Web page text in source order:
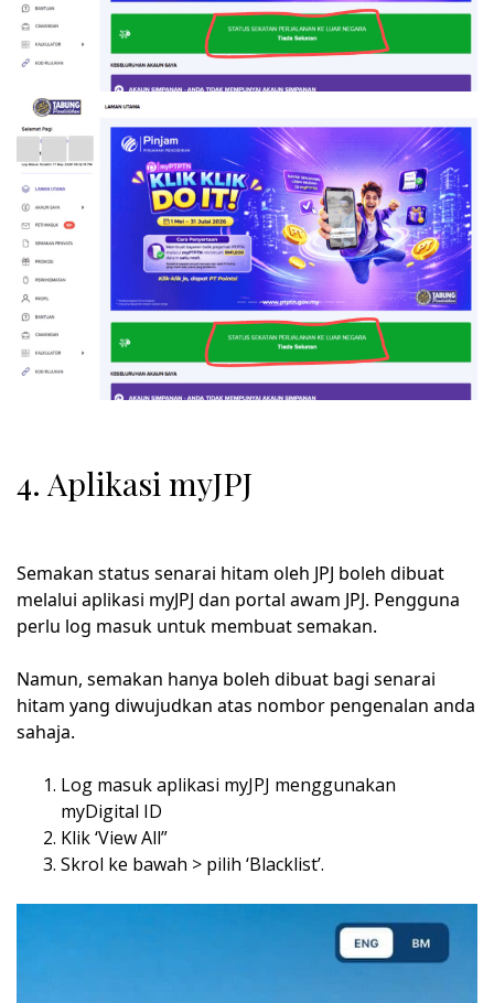
4. Aplikasi myJPJ
Semakan status senarai hitam oleh JPJ boleh dibuat
melalui aplikasi myJPJ dan portal awam JPJ. Pengguna
perlu log masuk untuk membuat semakan.
Namun, semakan hanya boleh dibuat bagi senarai
hitam yang diwujudkan atas nombor pengenalan anda
sahaja.
Log masuk aplikasi myJPJ menggunakan
myDigital ID
Klik ‘View All”
Skrol ke bawah > pilih ‘Blacklist’.